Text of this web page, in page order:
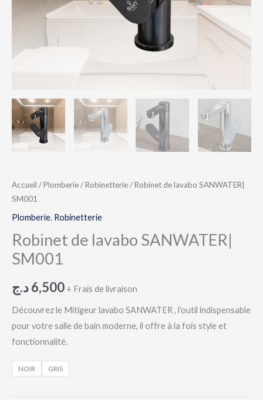
Accueil /Plomberie/Robinetterie/ Robinet de lavabo SANWATER|
SM001
Plomberie, Robinetterie
Robinet de lavabo SANWATER|
SM001
6,500د.ج + Frais de livraison
Découvrez le Mitigeur lavabo SANWATER , l’outil indispensable
pour votre salle de bain moderne, il offre à la fois style et
fonctionnalité.
NOIR GRIS